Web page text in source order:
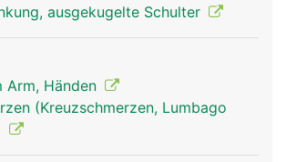
ausgekugelte Schulter
Arm, Händen
(Kreuzschmerzen, Lumbago